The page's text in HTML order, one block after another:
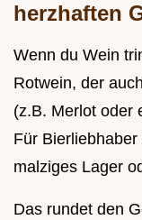
herzhaften
Wenn du Wein
Rotwein, der
(z.B. Merlot oder
Für
malziges Lager
Das rundet den